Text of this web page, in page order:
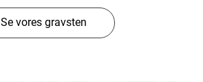
Se vores gravsten